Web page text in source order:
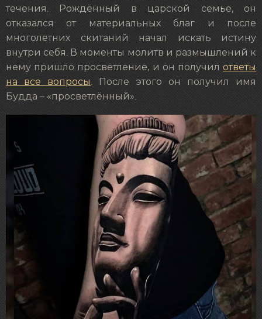
течения. Рождённый в царской семье, он
отказался от материальных благ и после
многолетних скитаний начал искать истину
внутри себя. В моменты молитв и размышлений к
нему пришло просветление, и он получил ответы
на все вопросы. После этого он получил имя
Будда – «просветлённый».